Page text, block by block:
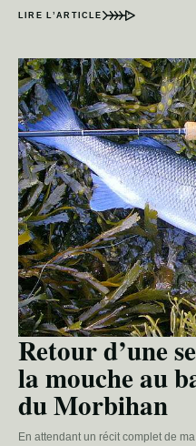
LIRE L’ARTICLE
Retour d’une
la mouche au
du Morbihan
En attendant un récit complet de